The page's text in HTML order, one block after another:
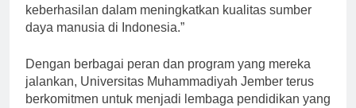
keberhasilan dalam meningkatkan kualitas sumber
daya manusia di Indonesia.”
Dengan berbagai peran dan program yang mereka
jalankan, Universitas Muhammadiyah Jember terus
berkomitmen untuk menjadi lembaga pendidikan yang